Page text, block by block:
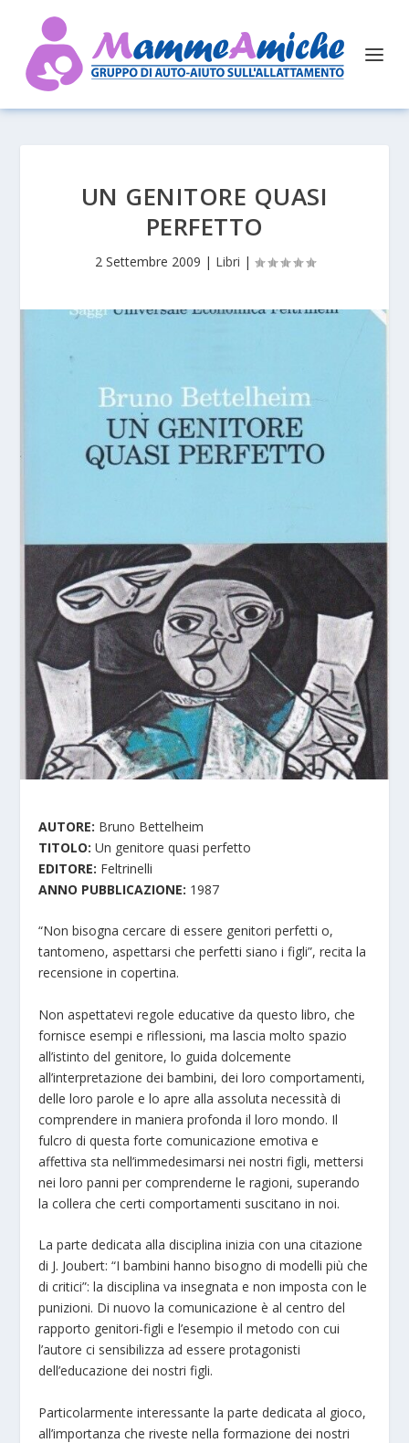
UN GENITORE QUASI
PERFETTO
2 Settembre 2009 | Libri |
AUTORE: Bruno Bettelheim
TITOLO:Un genitore quasi perfetto
EDITORE: Feltrinelli
ANNO PUBBLICAZIONE: 1987
“Non bisogna cercare di essere genitori perfetti o,
tantomeno, aspettarsi che perfetti siano i figli”, recita la
recensione in copertina.
Non aspettatevi regole educative da questo libro, che
fornisce esempi e riflessioni, ma lascia molto spazio
all’istinto del genitore, lo guida dolcemente
all’interpretazione dei bambini, dei loro comportamenti,
delle loro parole e lo apre alla assoluta necessità di
comprendere in maniera profonda il loro mondo. Il
fulcro di questa forte comunicazione emotiva e
affettiva sta nell’immedesimarsi nei nostri figli, mettersi
nei loro panni per comprenderne le ragioni, superando
la collera che certi comportamenti suscitano in noi.
La parte dedicata alla disciplina inizia con una citazione
di J. Joubert: “I bambini hanno bisogno di modelli più che
di critici”: la disciplina va insegnata e non imposta con le
punizioni. Di nuovo la comunicazione è al centro del
rapporto genitori-figli e l’esempio il metodo con cui
l’autore ci sensibilizza ad essere protagonisti
dell’educazione dei nostri figli.
Particolarmente interessante la parte dedicata al gioco,
all’importanza che riveste nella formazione dei nostri